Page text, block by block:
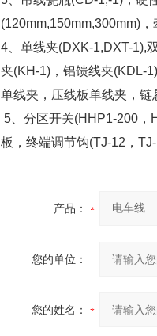
(120mm,150mm,300mm)
4、单线夹(DXK-1,DXT-1),
夹(KH-1)，铝馈线夹(KDL-
单线夹，压线板单线夹，链
5、分区开关(HHP1-200，
板，终端调节钩(TJ-12，
产品：
您的单位：
您的姓名：